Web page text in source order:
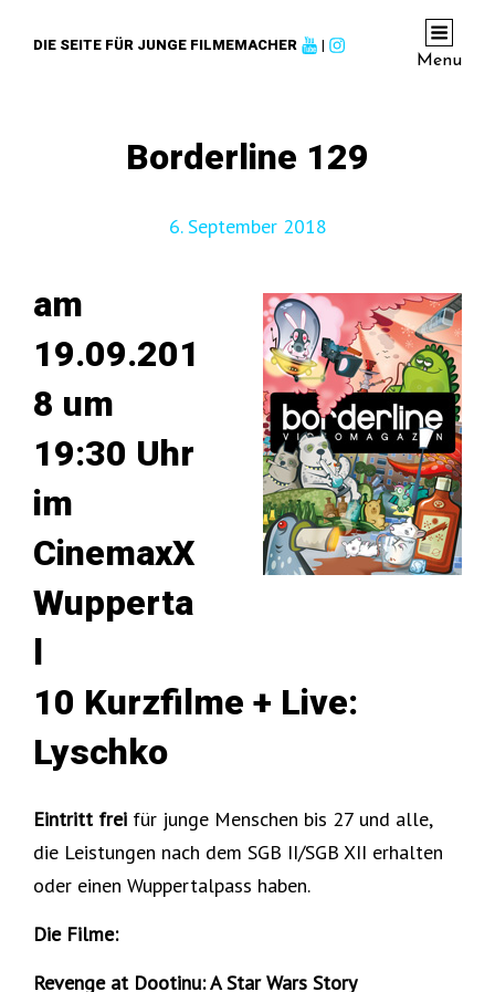
DIE SEITE FÜR JUNGE FILMEMACHER |
Menu
Borderline 129
6. September 2018
am
19.09.201
8 um
19:30 Uhr
im
CinemaxX
Wupperta
l
10 Kurzfilme + Live:
Lyschko
Eintritt frei für junge Menschen bis 27 und alle,
die Leistungen nach dem SGB II/SGB XII erhalten
oder einen Wuppertalpass haben.
Die Filme:
Revenge at Dootinu: A Star Wars Story